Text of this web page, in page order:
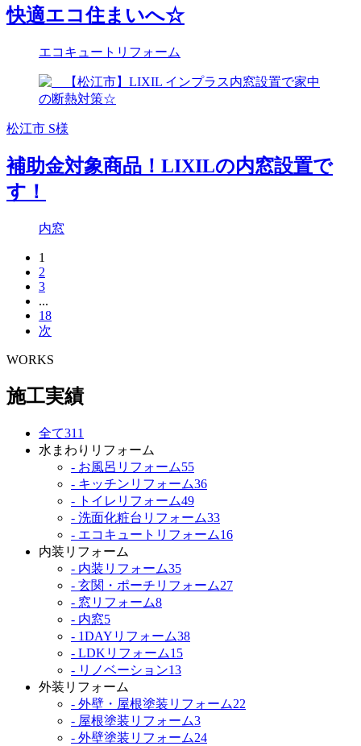
快適エコ住まいへ☆
エコキュートリフォーム
松江市 S様
補助金対象商品！LIXILの内窓設置で
す！
内窓
1
2
3
...
18
次
WORKS
施工実績
全て311
水まわりリフォーム
- お風呂リフォーム55
- キッチンリフォーム36
- トイレリフォーム49
- 洗面化粧台リフォーム33
- エコキュートリフォーム16
内装リフォーム
- 内装リフォーム35
- 玄関・ポーチリフォーム27
- 窓リフォーム8
- 内窓5
- 1DAYリフォーム38
- LDKリフォーム15
- リノベーション13
外装リフォーム
- 外壁・屋根塗装リフォーム22
- 屋根塗装リフォーム3
- 外壁塗装リフォーム24